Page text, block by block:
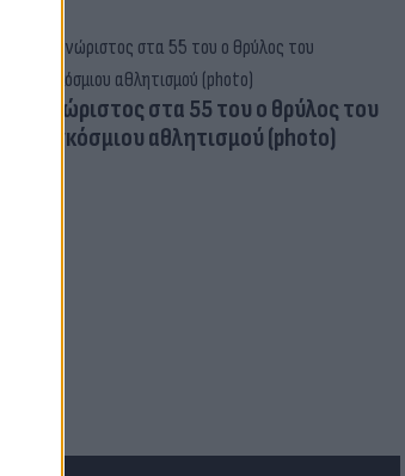
Aγνώριστος στα 55 του ο θρύλος του
παγκόσμιου αθλητισμού (photo)